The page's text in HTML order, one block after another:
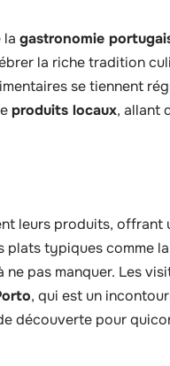
la gastronomie
la riche tradition
se tiennent
produits locaux, allant
leurs produits, offrant
plats typiques comme la
ne pas manquer. Les
, qui est un
découverte pour